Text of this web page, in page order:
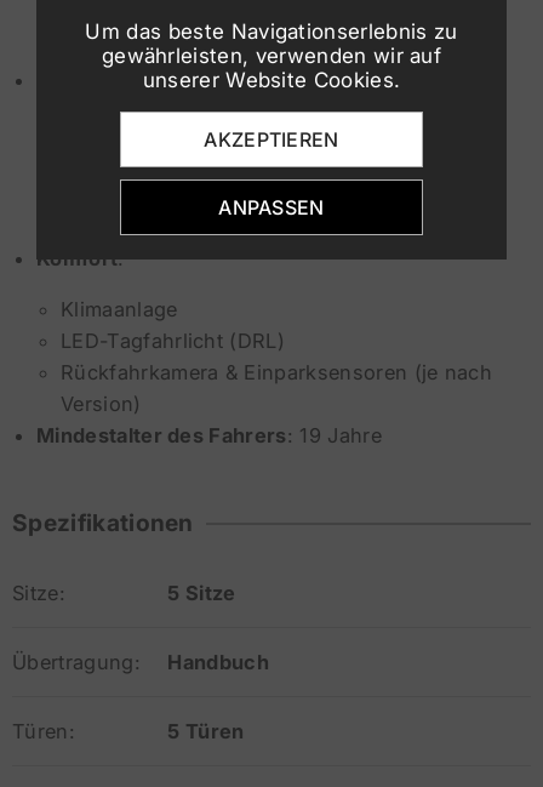
Um das beste Navigationserlebnis zu
gewährleisten, verwenden wir auf
unserer Website Cookies.
AKZEPTIEREN
ANPASSEN
Apple CarPlay / Android Auto
Bluetooth, USB
Sicherheit & Fahrerassistenz:
Spurhalteassistent
Frontkollisionswarner
Autonome Notbremsung (AEB)
Komfort:
Klimaanlage
LED-Tagfahrlicht (DRL)
Rückfahrkamera & Einparksensoren (je nach
Version)
Mindestalter des Fahrers: 19 Jahre
Spezifikationen
Sitze: 5 Sitze
Übertragung: Handbuch
Türen: 5 Türen